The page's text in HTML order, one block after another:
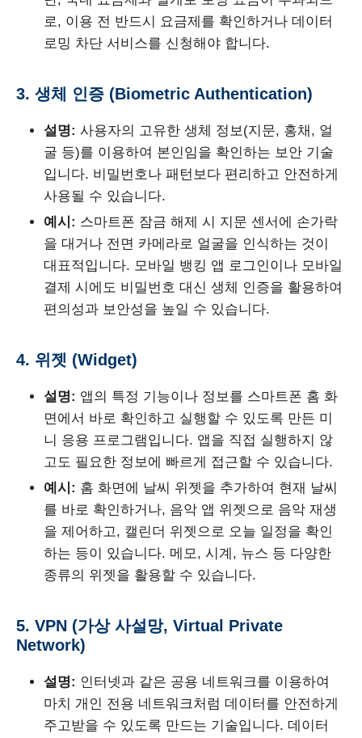
로, 이용 전 반드시 요금제를 확인하거나 데이터
로밍 차단 서비스를 신청해야 합니다.
3. 생체 인증 (Biometric Authentication)
설명: 사용자의 고유한 생체 정보(지문, 홍채, 얼
굴 등)를 이용하여 본인임을 확인하는 보안 기술
입니다. 비밀번호나 패턴보다 편리하고 안전하게
사용될 수 있습니다.
예시: 스마트폰 잠금 해제 시 지문 센서에 손가락
을 대거나 전면 카메라로 얼굴을 인식하는 것이
대표적입니다. 모바일 뱅킹 앱 로그인이나 모바일
결제 시에도 비밀번호 대신 생체 인증을 활용하여
편의성과 보안성을 높일 수 있습니다.
4. 위젯 (Widget)
설명: 앱의 특정 기능이나 정보를 스마트폰 홈 화
면에서 바로 확인하고 실행할 수 있도록 만든 미
니 응용 프로그램입니다. 앱을 직접 실행하지 않
고도 필요한 정보에 빠르게 접근할 수 있습니다.
예시: 홈 화면에 날씨 위젯을 추가하여 현재 날씨
를 바로 확인하거나, 음악 앱 위젯으로 음악 재생
을 제어하고, 캘린더 위젯으로 오늘 일정을 확인
하는 등이 있습니다. 메모, 시계, 뉴스 등 다양한
종류의 위젯을 활용할 수 있습니다.
5. VPN (가상 사설망, Virtual Private
Network)
설명: 인터넷과 같은 공용 네트워크를 이용하여
마치 개인 전용 네트워크처럼 데이터를 안전하게
주고받을 수 있도록 만드는 기술입니다. 데이터